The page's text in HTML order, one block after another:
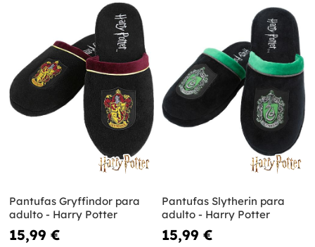
Pantufas Gryffindor para
adulto - Harry Potter
15,99 €
Pantufas Slytherin para
adulto - Harry Potter
15,99 €